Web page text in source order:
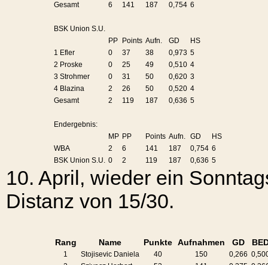
Gesamt
6 141 187 0,754 6
BSK Union S.U.
PP
Points Aufn. GD
HS
1 Efler
0 37 38 0,973 5
2 Proske
0 25 49 0,510 4
3 Strohmer
0 31 50 0,620 3
4 Blazina
2 26 50 0,520 4
Gesamt
2 119 187 0,636 5
Endergebnis:
MP PP Points Aufn. GD
HS
WBA
2 6 141 187 0,754 6
BSK Union S.U. 0 2 119 187 0,636 5
10. April, wieder ein
Distanz von 15/30.
Rang Name Punkte Aufnahmen GD
1 Stojisevic Daniela 40 150 0,266